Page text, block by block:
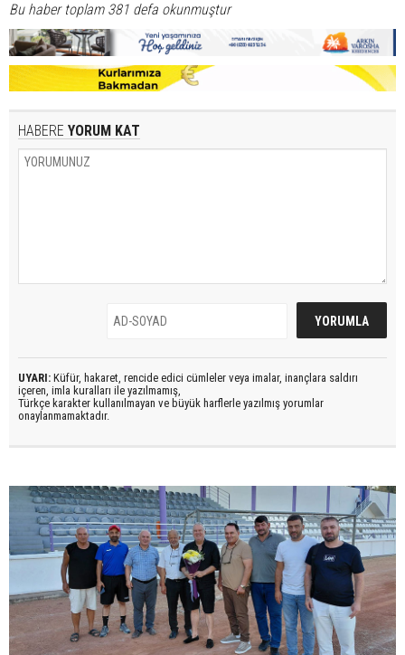
Bu haber toplam 381 defa okunmuştur
HABERE YORUM KAT
UYARI: Küfür, hakaret, rencide edici cümleler veya imalar, inançlara saldırı
içeren, imla kuralları ile yazılmamış,
Türkçe karakter kullanılmayan ve büyük harflerle yazılmış yorumlar
onaylanmamaktadır.